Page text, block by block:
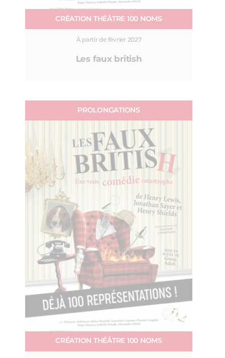
CRÉATION THÉÂTRE 100 NOMS
À partir de février 2027
Les faux british
PROLONGATIONS
CRÉATION THÉÂTRE 100 NOMS